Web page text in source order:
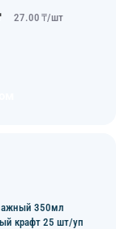
27.00 ₸/шт
350мл
крафт 25 шт/уп